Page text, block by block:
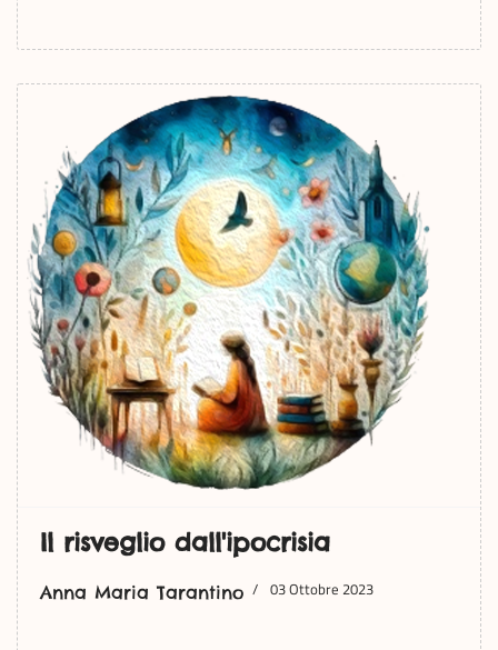
Il risveglio dall'ipocrisia
Anna Maria Tarantino 03 Ottobre 2023